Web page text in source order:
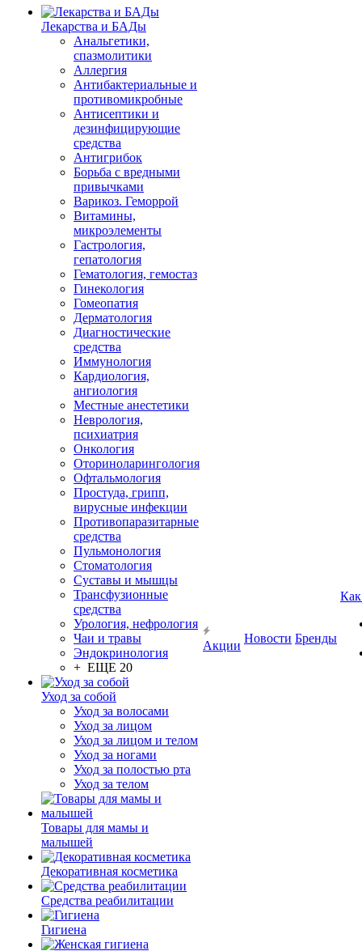
Лекарства и БАДы
Анальгетики,
спазмолитики
Аллергия
Антибактериальные и
противомикробные
Антисептики и
дезинфицирующие
средства
Антигрибок
Борьба с вредными
привычками
Варикоз. Геморрой
Витамины,
микроэлементы
Гастрология,
гепатология
Гематология, гемостаз
Гинекология
Гомеопатия
Дерматология
Диагностические
средства
Иммунология
Кардиология,
ангиология
Местные анестетики
Неврология,
психиатрия
Онкология
Оториноларингология
Офтальмология
Простуда, грипп,
вирусные инфекции
Противопаразитарные
средства
Пульмонология
Стоматология
Суставы и мышцы
Трансфузионные
средства
Урология, нефрология
Чаи и травы
Эндокринология
+ ЕЩЕ 20
Уход за собой
Уход за волосами
Уход за лицом
Уход за лицом и телом
Уход за ногами
Уход за полостью рта
Уход за телом
Товары для мамы и
малышей
Декоративная косметика
Средства реабилитации
Гигиена
Акции
Новости Бренды